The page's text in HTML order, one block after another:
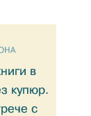
в
купюр.
с